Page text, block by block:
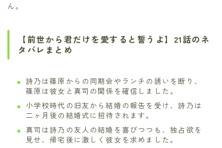
ん。
【前世から君だけを愛すると誓うよ】21話のネ
タバレまとめ
詩乃は篠原からの同期会やランチの誘いを断り、
篠原は彼女と真司の関係を確信しました。
小学校時代の旧友から結婚の報告を受け、詩乃は
二ヶ月後の結婚式に招待されます。
真司は詩乃の友人の結婚を喜びつつも、独占欲を
見せ、帰宅後に激しく彼女を求めました。